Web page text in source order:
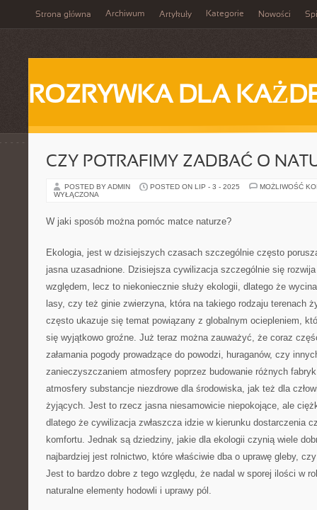
Strona główna Archiwum Artykuły Kategorie Nowości
ROZRYWKA DLA
CZY POTRAFIMY ZADBAĆ O
POSTED BY ADMIN POSTED ON LIP - 3 - 2025
MOŻLIWOŚĆ
WYŁĄCZONA
W jaki sposób można pomóc matce naturze?
Ekologia, jest w dzisiejszych czasach szczególnie często
jasna uzasadnione. Dzisiejsza cywilizacja szczególnie się
względem, lecz to niekoniecznie służy ekologii, dlatego że
lasy, czy też ginie zwierzyna, która na takiego rodzaju terenach
często ukazuje się temat powiązany z globalnym ociepleniem,
się wyjątkowo groźne. Już teraz można zauważyć, że coraz
załamania pogody prowadzące do powodzi, huraganów, czy
zanieczyszczaniem atmosfery poprzez budowanie różnych
atmosfery substancje niezdrowe dla środowiska, jak też dla
żyjących. Jest to rzecz jasna niesamowicie niepokojące, ale
dlatego że cywilizacja zwłaszcza idzie w kierunku dostarczenia
komfortu. Jednak są dziedziny, jakie dla ekologii czynią wiele
najbardziej jest rolnictwo, które właściwie dba o uprawę gleby,
Jest to bardzo dobre z tego względu, że nadal w sporej ilości w
naturalne elementy hodowli i uprawy pól.